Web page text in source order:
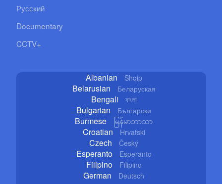
Русский
Documentary
CCTV+
Albanian Shqip
Belarusian Беларуская
Bengali বাংলা
Bulgarian Български
Burmese မြန်မာဘာသာ
Croatian Hrvatski
Czech Český
Esperanto Esperanto
Filipino Filipino
German Deutsch